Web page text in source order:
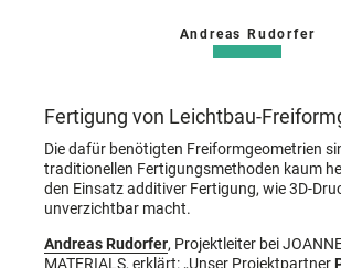
Andreas Rudorfer
Fertigung von Leichtbau-
Die dafür benötigten Freiformgeometrien
traditionellen Fertigungsmethoden kaum
den Einsatz additiver Fertigung, wie 3D-
unverzichtbar macht.
Andreas Rudorfer, Projektleiter bei
MATERIALS, erklärt: „Unser Projektpartner